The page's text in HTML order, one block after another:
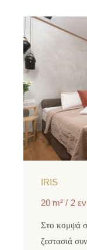
IRIS
20 m² 2
Στο κομψά
ζεστασιά